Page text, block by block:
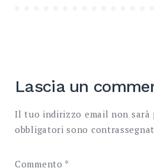
Lascia un
Il tuo indirizzo email non sarà
obbligatori sono
Commento *